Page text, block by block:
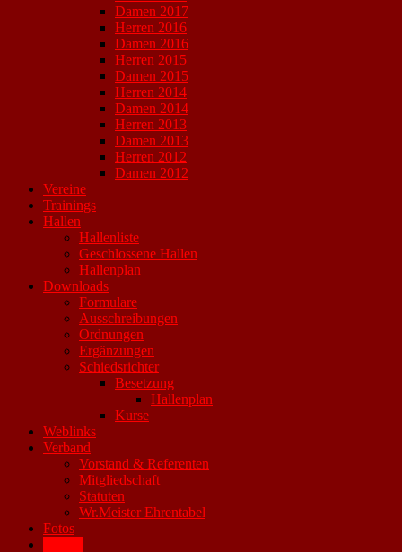
Damen 2017
Herren 2016
Damen 2016
Herren 2015
Damen 2015
Herren 2014
Damen 2014
Herren 2013
Damen 2013
Herren 2012
Damen 2012
Vereine
Trainings
Hallen
Hallenliste
Geschlossene Hallen
Hallenplan
Downloads
Formulare
Ausschreibungen
Ordnungen
Ergänzungen
Schiedsrichter
Besetzung
Hallenplan
Kurse
Weblinks
Verband
Vorstand & Referenten
Mitgliedschaft
Statuten
Wr.Meister Ehrentabel
Fotos